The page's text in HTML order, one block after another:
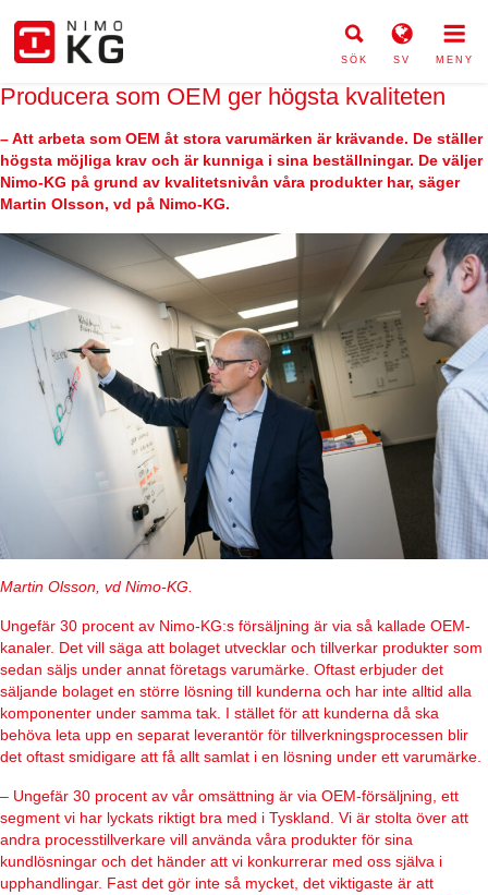
SÖK SV MENY
Producera som OEM ger högsta kvaliteten
– Att arbeta som OEM åt stora varumärken är krävande. De ställer
högsta möjliga krav och är kunniga i sina beställningar. De väljer
Nimo-KG på grund av kvalitetsnivån våra produkter har, säger
Martin Olsson, vd på Nimo-KG.
Martin Olsson, vd Nimo-KG.
Ungefär 30 procent av Nimo-KG:s försäljning är via så kallade OEM-
kanaler. Det vill säga att bolaget utvecklar och tillverkar produkter som
sedan säljs under annat företags varumärke. Oftast erbjuder det
säljande bolaget en större lösning till kunderna och har inte alltid alla
komponenter under samma tak. I stället för att kunderna då ska
behöva leta upp en separat leverantör för tillverkningsprocessen blir
det oftast smidigare att få allt samlat i en lösning under ett varumärke.
– Ungefär 30 procent av vår omsättning är via OEM-försäljning, ett
segment vi har lyckats riktigt bra med i Tyskland. Vi är stolta över att
andra processtillverkare vill använda våra produkter för sina
kundlösningar och det händer att vi konkurrerar med oss själva i
upphandlingar. Fast det gör inte så mycket, det viktigaste är att